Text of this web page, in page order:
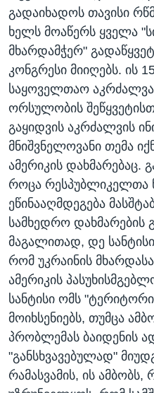
გადაიხადოს თავისი
ხელს მოაწერს ყველა
მხარდამჭერ"
კონგრესი მიიღებს. ის
საყოველთაო
ორსულობის
გაყიდვის აკრძალვის
მნიშვნელოვანი თემა
ამერიკის დახმარებაც.
როცა რესპუბლიკელთა
ეწინააღმდეგება
სამხედრო დახმარების
მაგალითად, დე
რომ უკრაინის
ამერიკის
სანტისი ომს
მოიხსენიებს, თუმცა
პრობლემას ბაიდენის
"განსხვავებულად"
რამასვამის, ის ამბობს,